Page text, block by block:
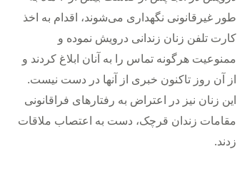
طور غیرقانونی نگهداری می‌شوند، اقدام به اخذ
کارت تلفن زنان زندانی درویش نموده و
ممنوعیت هرگونه تماس را به آنان ابلاغ کردند و
از آن روز تاکنون خبری از آنها در دست نیست.
این زنان نیز در اعتراض به رفتارهای فراقانونی
مقامات زندان قرچک، دست به اعتصاب ملاقات
زدند.